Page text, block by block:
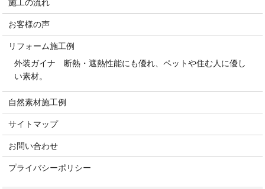
施工の流れ
お客様の声
リフォーム施工例
外装ガイナ 断熱・遮熱性能にも優れ、ペットや住む人に優し
い素材。
自然素材施工例
サイトマップ
お問い合わせ
プライバシーポリシー